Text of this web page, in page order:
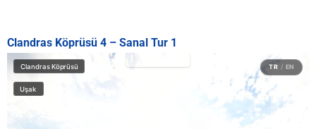
Clandras Köprüsü 4 – Sanal Tur 1